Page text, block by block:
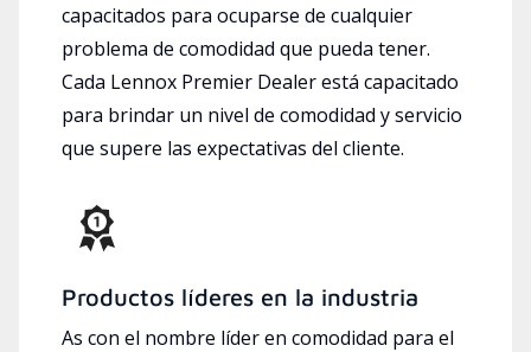
capacitados para ocuparse de cualquier
problema de comodidad que pueda tener.
Cada Lennox Premier Dealer está capacitado
para brindar un nivel de comodidad y servicio
que supere las expectativas del cliente.
Productos líderes en la industria
As con el nombre líder en comodidad para el